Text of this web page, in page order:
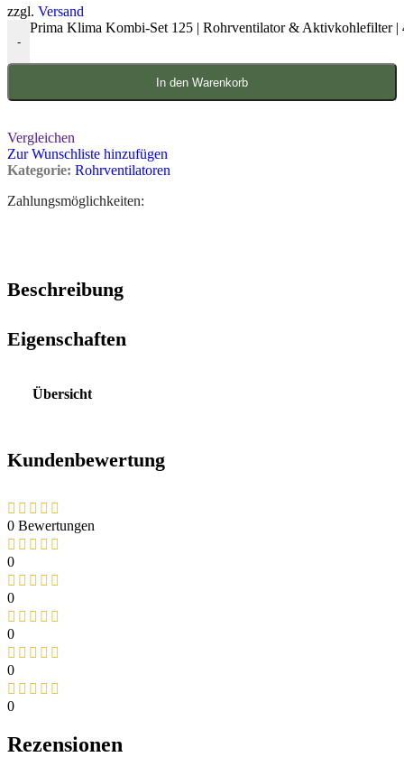
zzgl. Versand
-
Prima Klima Kombi-Set 125 | Rohrventilator & Aktivkohlefilter |
In den Warenkorb
Vergleichen
Zur Wunschliste hinzufügen
Kategorie: Rohrventilatoren
Zahlungsmöglichkeiten:
Beschreibung
Eigenschaften
Übersicht
Kundenbewertung
0 Bewertungen
0
0
0
0
0
Rezensionen